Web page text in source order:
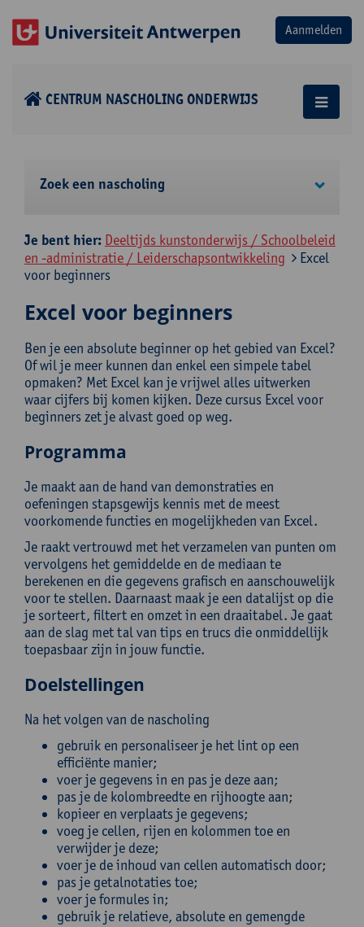
CENTRUM NASCHOLING ONDERWIJS
Zoek een nascholing
Je bent hier: Deeltijds kunstonderwijs / Schoolbeleid
en -administratie / Leiderschapsontwikkeling
Excel
voor beginners
Excel voor beginners
Ben je een absolute beginner op het gebied van Excel?
Of wil je meer kunnen dan enkel een simpele tabel
opmaken? Met Excel kan je vrijwel alles uitwerken
waar cijfers bij komen kijken. Deze cursus Excel voor
beginners zet je alvast goed op weg.
Programma
Je maakt aan de hand van demonstraties en
oefeningen stapsgewijs kennis met de meest
voorkomende functies en mogelijkheden van Excel.
Je raakt vertrouwd met het verzamelen van punten om
vervolgens het gemiddelde en de mediaan te
berekenen en die gegevens grafisch en aanschouwelijk
voor te stellen. Daarnaast maak je een datalijst op die
je sorteert, filtert en omzet in een draaitabel. Je gaat
aan de slag met tal van tips en trucs die onmiddellijk
toepasbaar zijn in jouw functie.
Doelstellingen
Na het volgen van de nascholing
gebruik en personaliseer je het lint op een
efficiënte manier;
voer je gegevens in en pas je deze aan;
pas je de kolombreedte en rijhoogte aan;
kopieer en verplaats je gegevens;
voeg je cellen, rijen en kolommen toe en
verwijder je deze;
voer je de inhoud van cellen automatisch door;
pas je getalnotaties toe;
voer je formules in;
gebruik je relatieve, absolute en gemengde